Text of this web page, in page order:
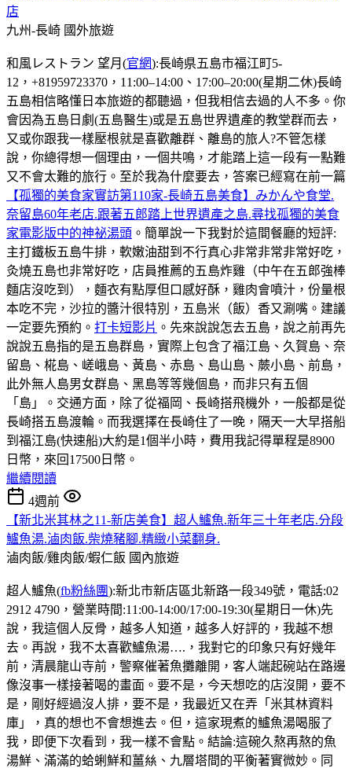
店
九州-長崎 國外旅遊
和風レストラン 望月(官網):長崎県五島市福江町5-
12，+81959723370，11:00–14:00、17:00–20:00(星期二休)長崎
五島相信略懂日本旅遊的都聽過，但我相信去過的人不多。你
會因為五島日劇(五島醫生)或是五島世界遺產的教堂群而去，
又或你跟我一樣壓根就是喜歡離群、離島的旅人?不管怎樣
說，你總得想一個理由，一個共鳴，才能踏上這一段有一點難
又不會太難的旅行。至於我為什麼要去，答案已經寫在前一篇
【孤獨的美食家實訪第110家-長崎五島美食】みかんや食堂.
奈留島60年老店.跟著五郎踏上世界遺產之島.尋找孤獨的美食
家電影版中的神祕湯頭 。簡單說一下我對於這間餐廳的短評:
主打鐵板五島牛排，軟嫩油甜到不行真心非常非常非常好吃，
灸燒五島也非常好吃，店員推薦的五島炸雞（中午在五郎強棒
麵店沒吃到），麵衣有點厚但口感好酥，雞肉會噴汁，份量根
本吃不完，沙拉的醬汁很特別，五島米（飯）香又涮嘴。建議
一定要先預約。 打卡短影片 。先來說說怎去五島，說之前再先
說說五島指的是五島群島，實際上包含了福江島、久賀島、奈
留島、椛島、嵯峨島、黃島、赤島、島山島、蕨小島、前島，
此外無人島男女群島、黑島等等幾個島，而非只有五個
「島」。交通方面，除了從福岡、長崎搭飛機外，一般都是從
長崎搭五島渡輪。而我選擇在長崎住了一晚，隔天一大早搭船
到福江島(快速船)大約是1個半小時，費用我記得單程是8900
日幣，來回17500日幣。
繼續閱讀
4週前
【新北米其林之11-新店美食】超人鱸魚.新年三十年老店.分段
鱸魚湯.滷肉飯.柴燒豬腳.精緻小菜翻身.
滷肉飯/雞肉飯/蝦仁飯 國內旅遊
超人鱸魚(fb粉絲團):新北市新店區北新路一段349號，電話:02
2912 4790，營業時間:11:00-14:00/17:00-19:30(星期日一休)先
說，我這個人反骨，越多人知道，越多人好評的，我越不想
去。再說，我不太喜歡鱸魚湯….，我對它的印象只有好幾年
前，清晨龍山寺前，警察催著魚攤離開，客人端起碗站在路邊
像沒事一樣接著喝的畫面。要不是，今天想吃的店沒開，要不
是，剛好經過沒人排，要不是，我最近又在弄「米其林資料
庫」，真的想也不會想進去。但，這家現煮的鱸魚湯喝服了
我，即便下次看到，我一樣不會點。結論:這碗久熬再熬的魚
湯鮮、滿滿的蛤蜊鮮和薑𢇃、九層塔間的平衡著實微妙。同